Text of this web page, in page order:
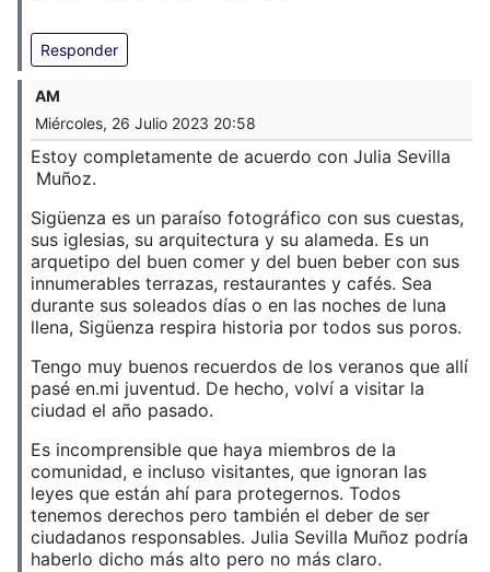
Responder
AM
Miércoles, 26 Julio 2023 20:58
Estoy completamente de acuerdo con Julia Sevilla
Muñoz.
Sigüenza es un paraíso fotográfico con sus cuestas,
sus iglesias, su arquitectura y su alameda. Es un
arquetipo del buen comer y del buen beber con sus
innumerables terrazas, restaurantes y cafés. Sea
durante sus soleados días o en las noches de luna
llena, Sigüenza respira historia por todos sus poros.
Tengo muy buenos recuerdos de los veranos que allí
pasé en.mi juventud. De hecho, volví a visitar la
ciudad el año pasado.
Es incomprensible que haya miembros de la
comunidad, e incluso visitantes, que ignoran las
leyes que están ahí para protegernos. Todos
tenemos derechos pero también el deber de ser
ciudadanos responsables. Julia Sevilla Muñoz podría
haberlo dicho más alto pero no más claro.